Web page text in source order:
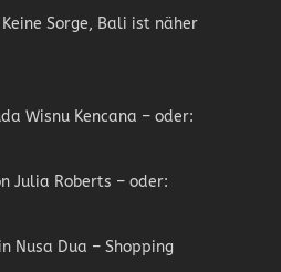
Sorge, Bali ist näher
Wisnu Kencana – oder:
Julia Roberts – oder:
Nusa Dua – Shopping